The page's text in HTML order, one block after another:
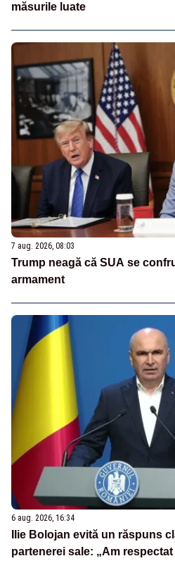
măsurile luate
7 aug. 2026, 08:03
Trump neagă că SUA se
armament
6 aug. 2026, 16:34
Ilie Bolojan evită un răspuns
partenerei sale: „Am